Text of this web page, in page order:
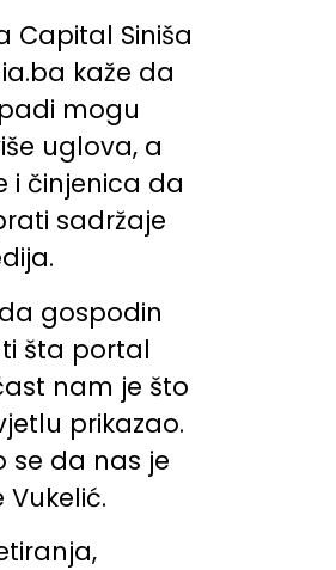
Capital Siniša
kaže da
mogu
uglova, a
i činjenica da
sadržaje
gospodin
šta portal
nam je što
prikazao.
se da nas je
Vukelić.